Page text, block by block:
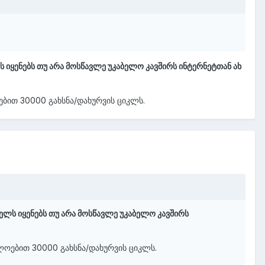
თუ არა მოსწავლე უკაბელო კავშირს ინტერნეტთან ახ
30000 გახსნა/დახურვის ციკლს.
იყენებს თუ არა მოსწავლე უკაბელო კავშირს
30000 გახსნა/დახურვის ციკლს.